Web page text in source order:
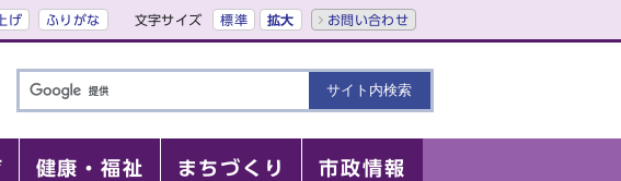
げ ふりがな 文字サイズ 標準 拡大 お問い合わせ
健康・福祉 まちづくり 市政情報